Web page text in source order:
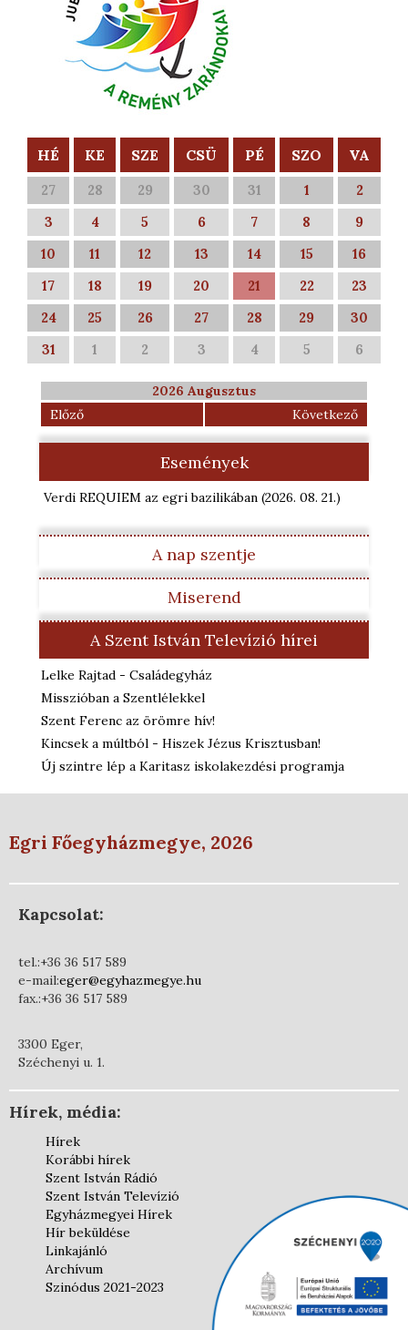
HÉ KE SZE CSÜ PÉ SZO VA
27 28 29 30 31 1
2
3
4 5 6 7 8
9
10
11 12 13 14 15
16
17
18 19 20 21 22
23
24
25 26 27 28 29
30
31
1 2 3 4 5 6
2026 Augusztus
Előző
Következő
Események
Verdi REQUIEM az egri bazilikában (2026. 08. 21.)
A nap szentje
Miserend
A Szent István Televízió hírei
Lelke Rajtad - Családegyház
Misszióban a Szentlélekkel
Szent Ferenc az örömre hív!
Kincsek a múltból - Hiszek Jézus Krisztusban!
Új szintre lép a Karitasz iskolakezdési programja
Egri Főegyházmegye, 2026
Kapcsolat:
tel.:+36 36 517 589
e-mail:eger@egyhazmegye.hu
fax.:+36 36 517 589
3300 Eger,
Széchenyi u. 1.
Hírek, média:
Hírek
Korábbi hírek
Szent István Rádió
Szent István Televízió
Egyházmegyei Hírek
Hír beküldése
Linkajánló
Archívum
Szinódus 2021-2023